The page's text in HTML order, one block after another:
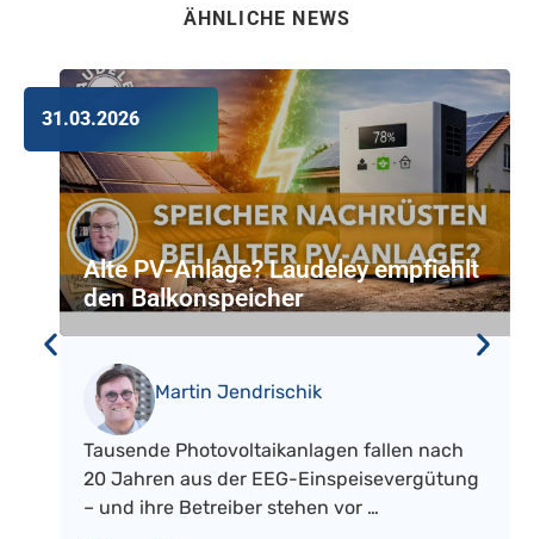
ÄHNLICHE NEWS
Alte PV-Anlage? Laudeley empfiehlt
den Balkonspeicher
Martin Jendrischik
Tausende Photovoltaikanlagen fallen nach
20 Jahren aus der EEG-Einspeisevergütung
– und ihre Betreiber stehen vor …
31.03.2026